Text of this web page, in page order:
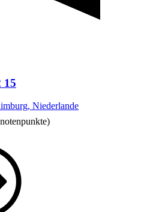
15
Niederlande